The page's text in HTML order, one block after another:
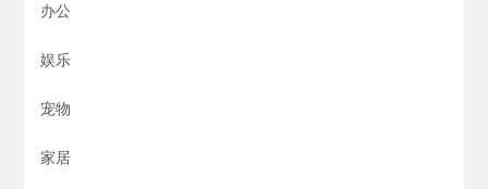
办公
娱乐
宠物
家居